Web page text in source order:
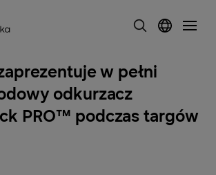
w pełni
odkurzacz
PRO™ podczas targów